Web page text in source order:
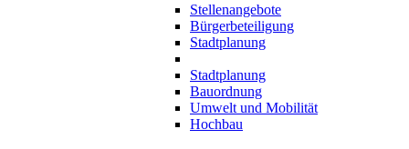
Stellenangebote
Bürgerbeteiligung
Stadtplanung
Stadtplanung
Bauordnung
Umwelt und Mobilität
Hochbau